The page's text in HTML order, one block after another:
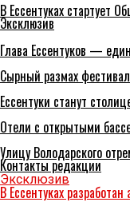
В Ессентуках стартует
Эксклюзив
Глава Ессентуков —
Сырный размах
Ессентуки станут
Отели с открытыми
Улицу Володарского
Контакты редакции
Эксклюзив
В Ессентуках